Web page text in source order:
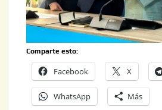
Comparte esto:
Facebook X
WhatsApp Más